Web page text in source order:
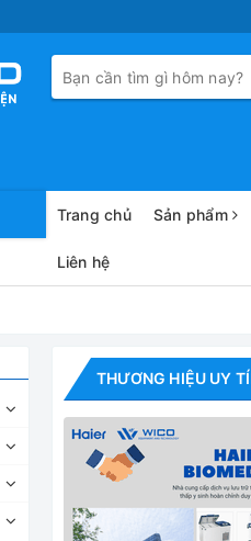
Trang chủ Sản phẩm
Liên hệ
THƯƠNG HIỆU UY